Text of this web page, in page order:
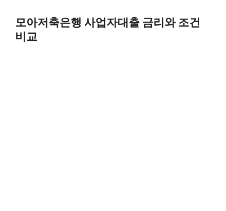
content
모아저축은행 사업자대출 금리와 조건
비교